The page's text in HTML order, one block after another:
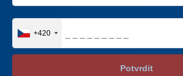
+420
Potvrdit